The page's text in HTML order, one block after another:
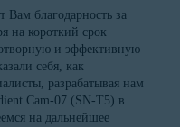
благодарность за
на короткий срок
и эффективную
себя, как
разрабатывая нам
Cam-07 (SN-T5) в
на дальнейшее